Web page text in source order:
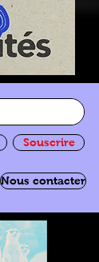
Souscrire
Nous contacter